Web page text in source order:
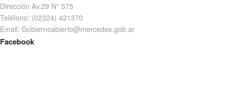
Dirección Av.29 N° 575
Teléfono: (02324) 421370
Email: Gobiernoabierto@mercedes.gob.ar
Facebook